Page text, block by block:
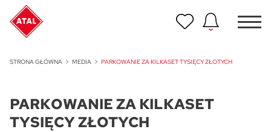
STRONA GŁÓWNA MEDIA PARKOWANIE ZA KILKASET TYSIĘCY ZŁOTYCH
PARKOWANIE ZA KILKASET
TYSIĘCY ZŁOTYCH
ATAL Unii Lubelskiej w Poznaniu
Nowość
ATAL Ville przy Białej